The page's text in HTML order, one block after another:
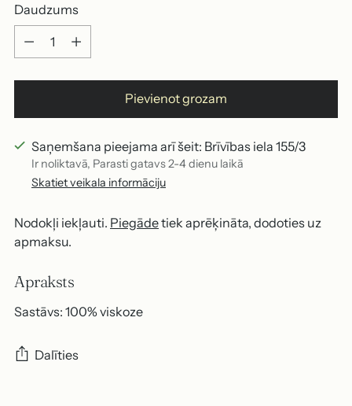
Daudzums
Daudzums
Pievienot grozam
Saņemšana pieejama arī šeit: Brīvības iela 155/3
Ir noliktavā, Parasti gatavs 2-4 dienu laikā
Skatiet veikala informāciju
Nodokļi iekļauti. Piegādetiek aprēķināta, dodoties uz
apmaksu.
Apraksts
Sastāvs: 100% viskoze
Dalīties